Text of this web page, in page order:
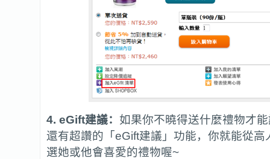
4. eGift建議： 如果你不曉得送什麼禮物才
還有超讚的「eGift建議」功能，你就能從高
選她或他會喜愛的禮物喔~